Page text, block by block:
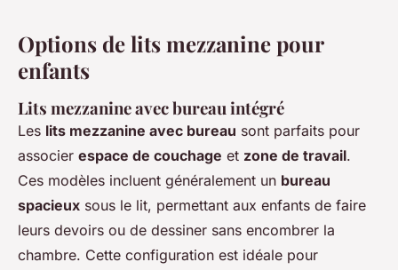
Options de lits mezzanine pour
enfants
Lits mezzanine avec bureau intégré
Les lits mezzanine avec bureau sont parfaits pour
associer espace de couchage et zone de travail.
Ces modèles incluent généralement un bureau
spacieux sous le lit, permettant aux enfants de faire
leurs devoirs ou de dessiner sans encombrer la
chambre. Cette configuration est idéale pour